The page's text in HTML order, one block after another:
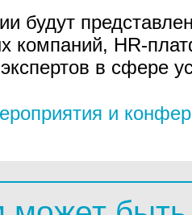
будут
компаний, HR-
в сфере
и